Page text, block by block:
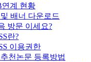
연계 현황
배너 다운로드
방문 이세요?
란?
이용권한
천논문 등록방법